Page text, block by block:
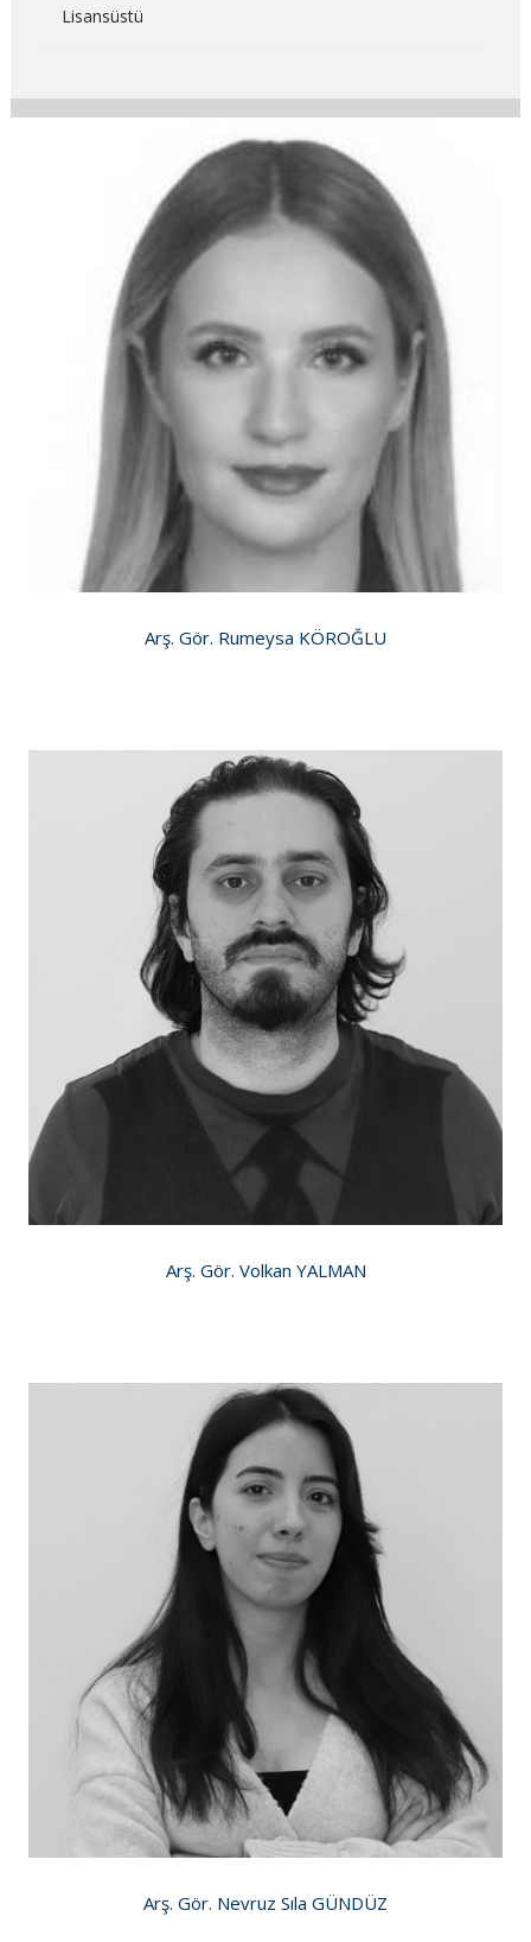
Lisansüstü
Arş. Gör. Rumeysa KÖROĞLU
Arş. Gör. Volkan YALMAN
Arş. Gör. Nevruz Sıla GÜNDÜZ